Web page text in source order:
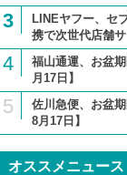
3
LINEヤフー、セ
携で次世代店舗
4
福山通運、お盆
月17日】
5
佐川急便、お盆
8月17日】
オススメニュース